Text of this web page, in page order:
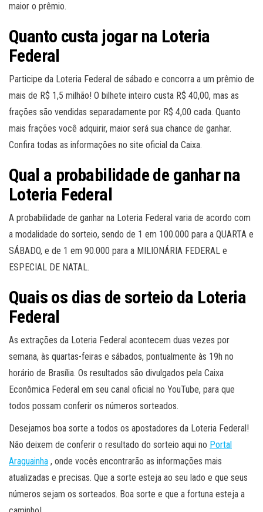
maior o prêmio.
Quanto custa jogar na Loteria
Federal
Participe da Loteria Federal de sábado e concorra a um prêmio de
mais de R$ 1,5 milhão! O bilhete inteiro custa R$ 40,00, mas as
frações são vendidas separadamente por R$ 4,00 cada. Quanto
mais frações você adquirir, maior será sua chance de ganhar.
Confira todas as informações no site oficial da Caixa.
Qual a probabilidade de ganhar na
Loteria Federal
A probabilidade de ganhar na Loteria Federal varia de acordo com
a modalidade do sorteio, sendo de 1 em 100.000 para a QUARTA e
SÁBADO, e de 1 em 90.000 para a MILIONÁRIA FEDERAL e
ESPECIAL DE NATAL.
Quais os dias de sorteio da Loteria
Federal
As extrações da Loteria Federal acontecem duas vezes por
semana, às quartas-feiras e sábados, pontualmente às 19h no
horário de Brasília. Os resultados são divulgados pela Caixa
Econômica Federal em seu canal oficial no YouTube, para que
todos possam conferir os números sorteados.
Desejamos boa sorte a todos os apostadores da Loteria Federal!
Não deixem de conferir o resultado do sorteio aqui no Portal
Araguainha , onde vocês encontrarão as informações mais
atualizadas e precisas. Que a sorte esteja ao seu lado e que seus
números sejam os sorteados. Boa sorte e que a fortuna esteja a